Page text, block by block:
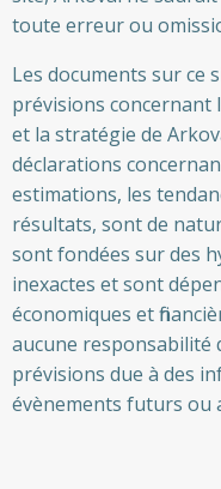
toute erreur ou
Les documents sur ce
prévisions concernant
et la stratégie de
déclarations
estimations, les
résultats, sont de
sont fondées sur des
inexactes et sont
économiques et
aucune responsabilité
prévisions due à des
évènements futurs ou